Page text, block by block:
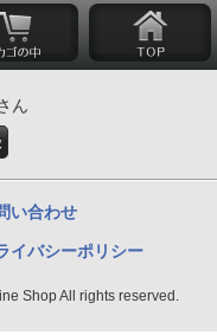
ん
い合わせ
イバシーポリシー
Shop All rights reserved.